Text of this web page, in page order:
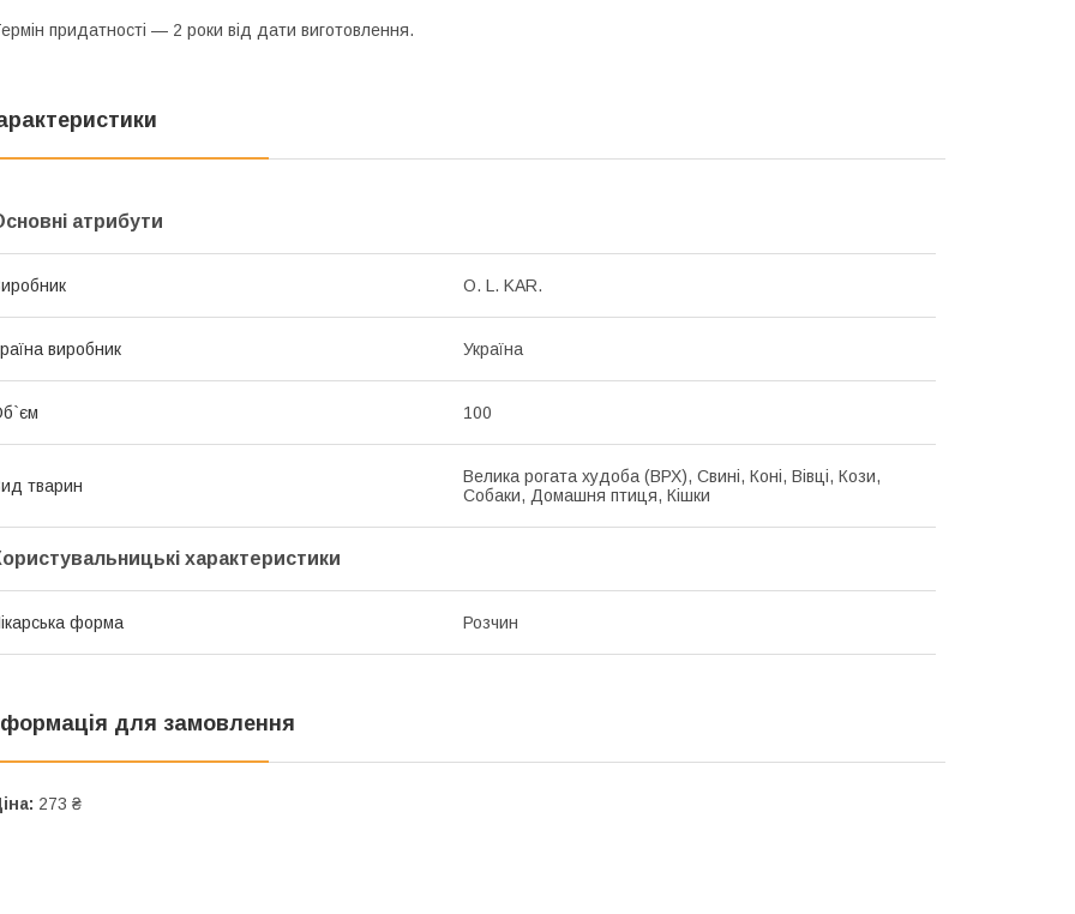
придатності — 2 роки від дати виготовлення.
атрибути
O. L. KAR.
виробник Україна
100
тварин
Велика рогата худоба (ВРХ), Свині, Коні, Вівці, Кози,
Собаки, Домашня птиця, Кішки
характеристики
форма Розчин
для замовлення
273 ₴